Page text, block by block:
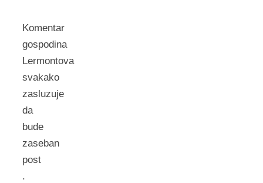
Komentar
gospodina
Lermontova
svakako
zasluzuje
da
bude
zaseban
post
.